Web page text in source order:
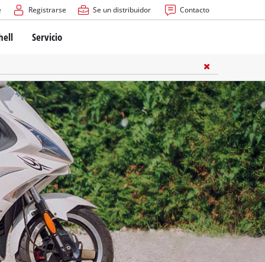
Registrarse Se un distribuidor Contacto
Servicio